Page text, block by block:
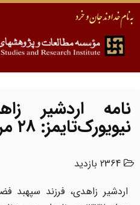
نامه اردشیر
نیویورک‌تایمز: ۲۸ مرداد کودتا نبود
2364 بازدید